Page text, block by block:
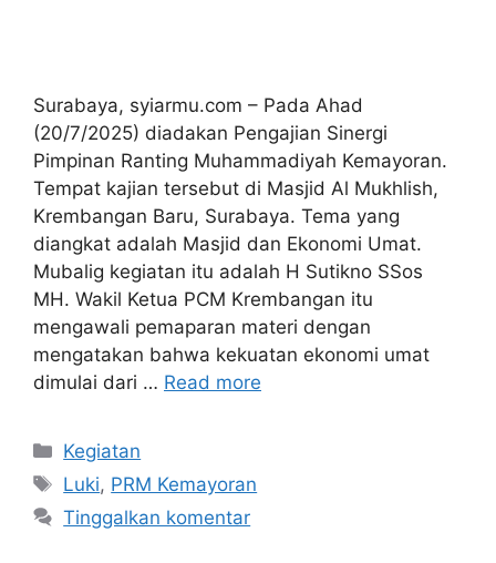
Surabaya, syiarmu.com – Pada Ahad
(20/7/2025) diadakan Pengajian Sinergi
Pimpinan Ranting Muhammadiyah Kemayoran.
Tempat kajian tersebut di Masjid Al Mukhlish,
Krembangan Baru, Surabaya. Tema yang
diangkat adalah Masjid dan Ekonomi Umat.
Mubalig kegiatan itu adalah H Sutikno SSos
MH. Wakil Ketua PCM Krembangan itu
mengawali pemaparan materi dengan
mengatakan bahwa kekuatan ekonomi umat
dimulai dari … Read more
Kategori
Kegiatan
Tag
Luki, PRM Kemayoran
Tinggalkan komentar